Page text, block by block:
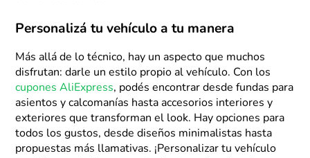
Personalizá tu vehículo a tu manera
Más allá de lo técnico, hay un aspecto que muchos
disfrutan: darle un estilo propio al vehículo. Con los
cupones AliExpress, podés encontrar desde fundas para
asientos y calcomanías hasta accesorios interiores y
exteriores que transforman el look. Hay opciones para
todos los gustos, desde diseños minimalistas hasta
propuestas más llamativas. ¡Personalizar tu vehículo